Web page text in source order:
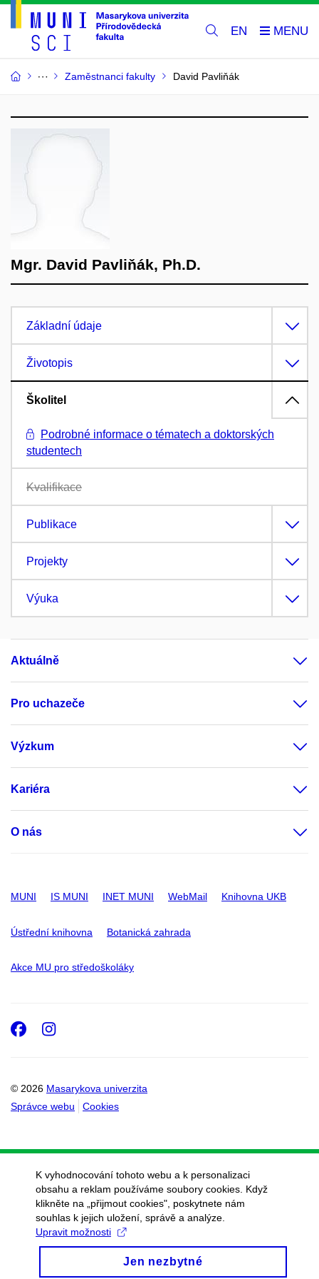
EN
Zaměstnanci fakulty David Pavliňák
Mgr. David Pavliňák, Ph.D.
Základní údaje
Životopis
Školitel
Podrobné informace o tématech a doktorských
studentech
Kvalifikace
Publikace
Projekty
Výuka
Aktuálně
Pro uchazeče
Výzkum
Kariéra
O nás
MUNI IS MUNI INET MUNI WebMail Knihovna UKB
Ústřední knihovna Botanická zahrada
Akce MU pro středoškoláky
© 2026 Masarykova univerzita
Správce webu
Cookies
Facebook
Instagram
K vyhodnocování tohoto webu a k personalizaci
obsahu a reklam používáme soubory cookies. Když
klikněte na „přijmout cookies", poskytnete nám
souhlas k jejich uložení, správě a analýze.
Upravit možnosti
Jen nezbytné